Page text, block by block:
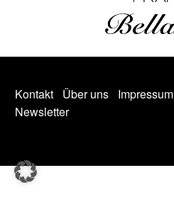
Kontakt Über uns Impressum
Newsletter